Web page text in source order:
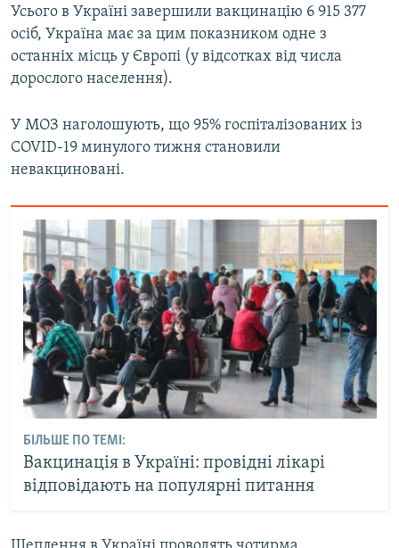
Усього в Україні завершили вакцинацію 6 915 377
осіб, Україна має за цим показником одне з
останніх місць у Європі (у відсотках від числа
дорослого населення).
У МОЗ наголошують, що 95% госпіталізованих із
COVID-19 минулого тижня становили
невакциновані.
БІЛЬШЕ ПО ТЕМІ:
Вакцинація в Україні: провідні лікарі
відповідають на популярні питання